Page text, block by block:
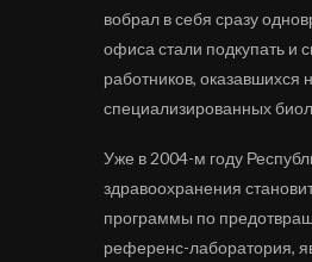
вобрал в себя сразу
офиса стали подкупать и
работников, оказавшихся
специализированных
Уже в 2004-м году
здравоохранения
программы по
референс-лаборатория,